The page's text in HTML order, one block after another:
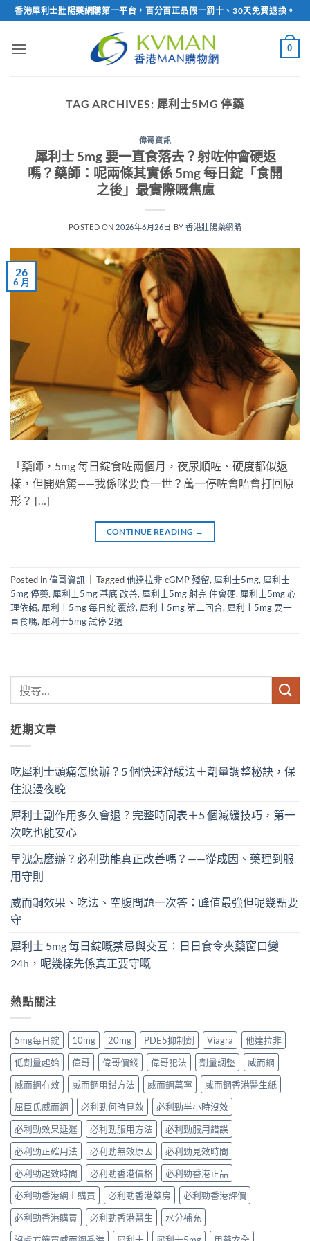
Skip
to
content
香港犀利士壯陽藥網購第一平台，百分百正品假一罰十、30天免費退換。
0
TAG ARCHIVES: 犀利士5MG 停藥
偉哥資訊
犀利士 5mg 要一直食落去？射咗仲會硬返
嗎？藥師：呢兩條其實係 5mg 每日錠「食開
之後」最實際嘅焦慮
POSTED ON 2026年6月26日 BY香港壯陽藥網購
26
6 月
「藥師，5mg 每日錠食咗兩個月，夜尿順咗、硬度都似返
樣，但開始驚——我係咪要食一世？萬一停咗會唔會打回原
形？ […]
CONTINUE READING →
Posted in偉哥資訊 Tagged他達拉非 cGMP 殘留, 犀利士5mg, 犀利士
5mg 停藥, 犀利士5mg 基底 改善, 犀利士5mg 射完 仲會硬, 犀利士5mg 心
理依賴, 犀利士5mg 每日錠 覆診, 犀利士5mg 第二回合, 犀利士5mg 要一
直食嗎, 犀利士5mg 試停 2週
近期文章
吃犀利士頭痛怎麼辦？5 個快速舒緩法＋劑量調整秘訣，保
住浪漫夜晚
犀利士副作用多久會退？完整時間表＋5 個減緩技巧，第一
次吃也能安心
早洩怎麼辦？必利勁能真正改善嗎？——從成因、藥理到服
用守則
威而鋼效果、吃法、空腹問題一次答：峰值最強但呢幾點要
守
犀利士 5mg 每日錠嘅禁忌與交互：日日食令夾藥窗口變
24h，呢幾樣先係真正要守嘅
熱點關注
5mg每日錠 10mg 20mg PDE5抑制劑 Viagra
他達拉非
低劑量起始
偉哥 偉哥價錢 偉哥犯法 劑量調整
威而鋼
威而鋼冇效
威而鋼用錯方法 威而鋼萬寧
威而鋼香港醫生紙
屈臣氏威而鋼
必利勁何時見效
必利勁半小時沒效
必利勁效果延遲
必利勁服用方法
必利勁服用錯誤
必利勁正確用法
必利勁無效原因
必利勁見效時間
必利勁起效時間
必利勁香港價格
必利勁香港正品
必利勁香港網上購買
必利勁香港藥房
必利勁香港評價
必利勁香港購買
必利勁香港醫生
水分補充